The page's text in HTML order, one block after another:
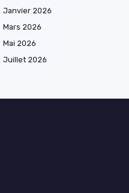
Janvier 2026
Mars 2026
Mai 2026
Juillet 2026